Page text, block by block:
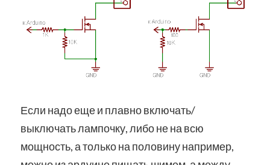
Если надо еще и плавно включать/
выключать лампочку, либо не на всю
мощность, а только на половину например,